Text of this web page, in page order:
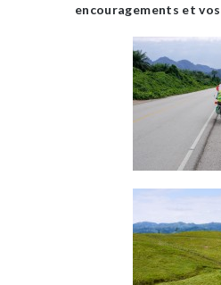
encouragements et